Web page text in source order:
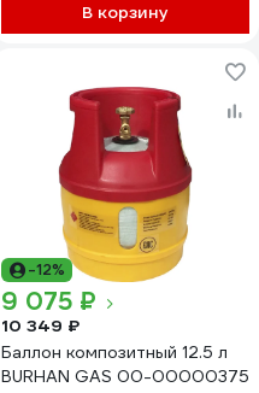
В корзину
-12%
9 075 ₽
10 349 ₽
Баллон композитный 12.5 л
BURHAN GAS 00-00000375